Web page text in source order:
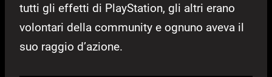
tutti gli effetti di PlayStation, gli altri erano
volontari della community e ognuno aveva il
suo raggio d’azione.